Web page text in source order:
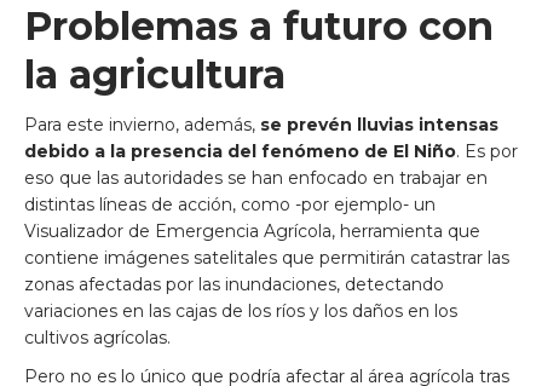
Problemas a futuro con
la agricultura
Para este invierno, además, se prevén lluvias intensas
debido a la presencia del fenómeno de El Niño. Es por
eso que las autoridades se han enfocado en trabajar en
distintas líneas de acción, como -por ejemplo- un
Visualizador de Emergencia Agrícola, herramienta que
contiene imágenes satelitales que permitirán catastrar las
zonas afectadas por las inundaciones, detectando
variaciones en las cajas de los ríos y los daños en los
cultivos agrícolas.
Pero no es lo único que podría afectar al área agrícola tras